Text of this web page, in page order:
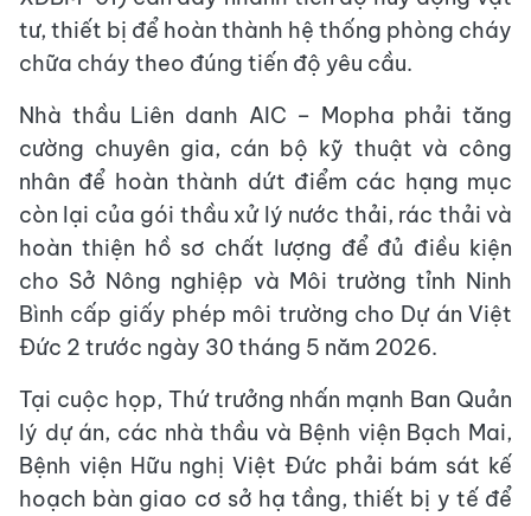
tư, thiết bị để hoàn thành hệ thống phòng cháy
chữa cháy theo đúng tiến độ yêu cầu.
Nhà thầu Liên danh AIC – Mopha phải tăng
cường chuyên gia, cán bộ kỹ thuật và công
nhân để hoàn thành dứt điểm các hạng mục
còn lại của gói thầu xử lý nước thải, rác thải và
hoàn thiện hồ sơ chất lượng để đủ điều kiện
cho Sở Nông nghiệp và Môi trường tỉnh Ninh
Bình cấp giấy phép môi trường cho Dự án Việt
Đức 2 trước ngày 30 tháng 5 năm 2026.
Tại cuộc họp, Thứ trưởng nhấn mạnh Ban Quản
lý dự án, các nhà thầu và Bệnh viện Bạch Mai,
Bệnh viện Hữu nghị Việt Đức phải bám sát kế
hoạch bàn giao cơ sở hạ tầng, thiết bị y tế để